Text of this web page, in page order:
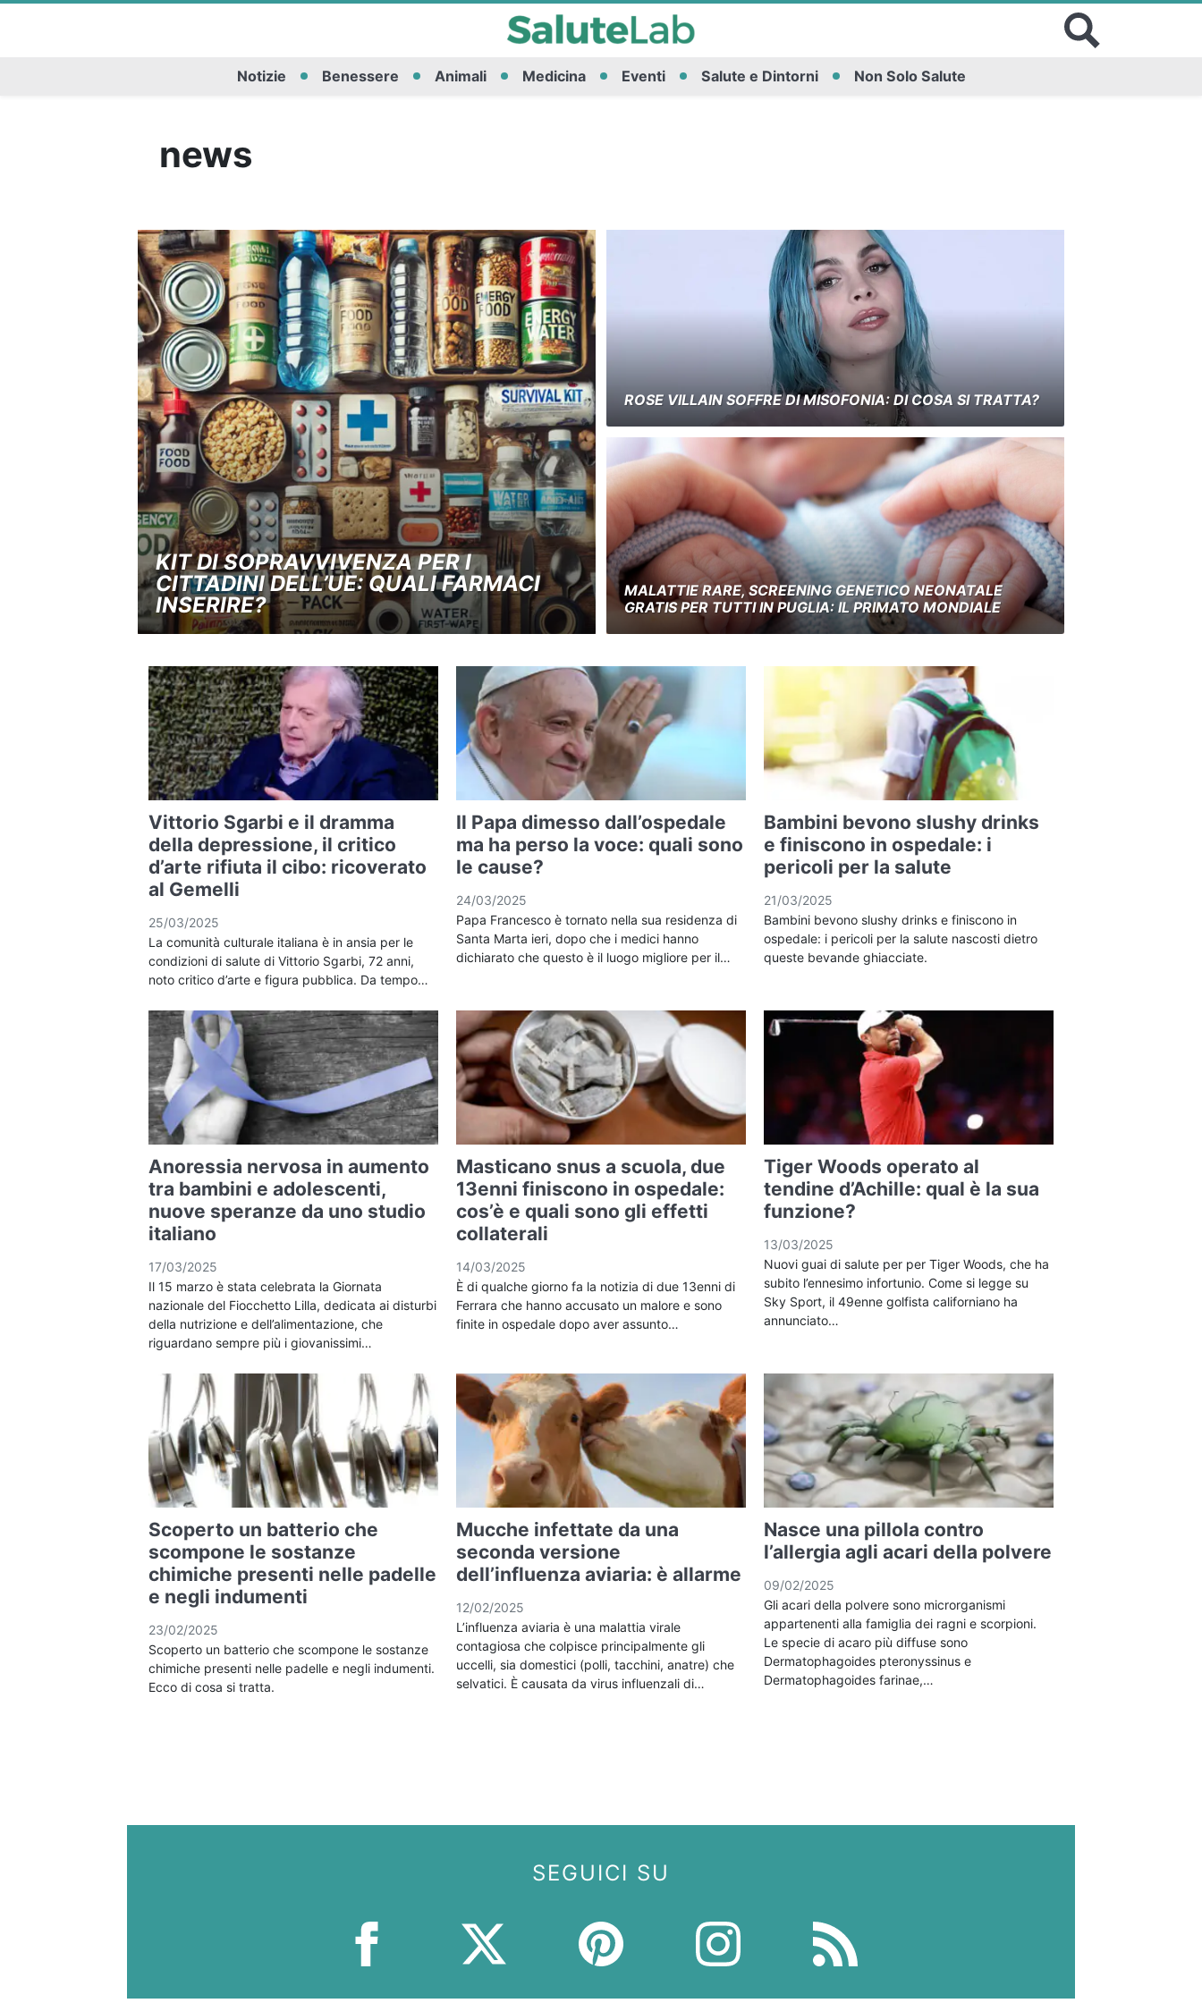
Notizie Benessere Animali Medicina Eventi Salute e Dintorni Non Solo Salute
news
KIT DI SOPRAVVIVENZA PER I
CITTADINI DELL’UE: QUALI FARMACI
INSERIRE?
ROSE VILLAIN SOFFRE DI MISOFONIA: DI COSA SI TRATTA?
MALATTIE RARE, SCREENING GENETICO NEONATALE
GRATIS PER TUTTI IN PUGLIA: IL PRIMATO MONDIALE
Vittorio Sgarbi e il dramma
della depressione, il critico
d’arte rifiuta il cibo: ricoverato
al Gemelli
25/03/2025
La comunità culturale italiana è in ansia per le
condizioni di salute di Vittorio Sgarbi, 72 anni,
noto critico d’arte e figura pubblica. Da tempo…
Il Papa dimesso dall’ospedale
ma ha perso la voce: quali sono
le cause?
24/03/2025
Papa Francesco è tornato nella sua residenza di
Santa Marta ieri, dopo che i medici hanno
dichiarato che questo è il luogo migliore per il…
Bambini bevono slushy drinks
e finiscono in ospedale: i
pericoli per la salute
21/03/2025
Bambini bevono slushy drinks e finiscono in
ospedale: i pericoli per la salute nascosti dietro
queste bevande ghiacciate.
Anoressia nervosa in aumento
tra bambini e adolescenti,
nuove speranze da uno studio
italiano
17/03/2025
Il 15 marzo è stata celebrata la Giornata
nazionale del Fiocchetto Lilla, dedicata ai disturbi
della nutrizione e dell’alimentazione, che
riguardano sempre più i giovanissimi…
Masticano snus a scuola, due
13enni finiscono in ospedale:
cos’è e quali sono gli effetti
collaterali
14/03/2025
È di qualche giorno fa la notizia di due 13enni di
Ferrara che hanno accusato un malore e sono
finite in ospedale dopo aver assunto…
Tiger Woods operato al
tendine d’Achille: qual è la sua
funzione?
13/03/2025
Nuovi guai di salute per per Tiger Woods, che ha
subito l’ennesimo infortunio. Come si legge su
Sky Sport, il 49enne golfista californiano ha
annunciato…
Scoperto un batterio che
scompone le sostanze
chimiche presenti nelle padelle
e negli indumenti
23/02/2025
Scoperto un batterio che scompone le sostanze
chimiche presenti nelle padelle e negli indumenti.
Ecco di cosa si tratta.
Mucche infettate da una
seconda versione
dell’influenza aviaria: è allarme
12/02/2025
L’influenza aviaria è una malattia virale
contagiosa che colpisce principalmente gli
uccelli, sia domestici (polli, tacchini, anatre) che
selvatici. È causata da virus influenzali di…
Nasce una pillola contro
l’allergia agli acari della polvere
09/02/2025
Gli acari della polvere sono microrganismi
appartenenti alla famiglia dei ragni e scorpioni.
Le specie di acaro più diffuse sono
Dermatophagoides pteronyssinus e
Dermatophagoides farinae,…
SEGUICI SU